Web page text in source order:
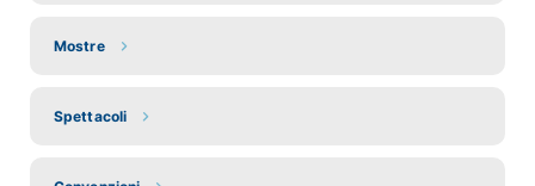
Mostre
Spettacoli